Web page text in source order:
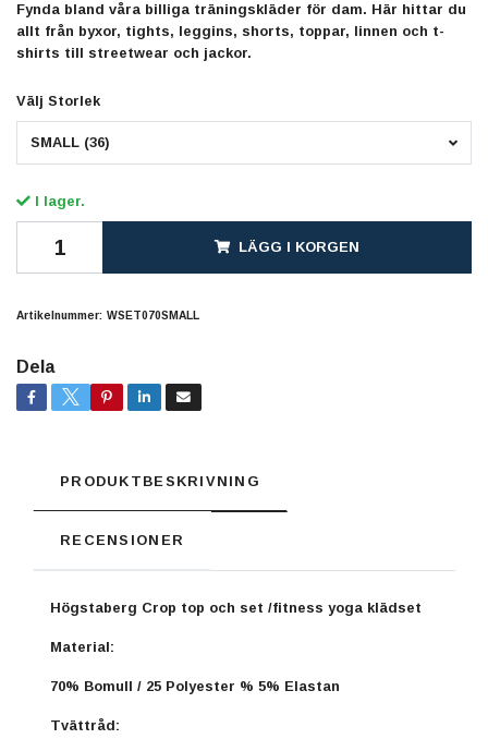
Fynda bland våra billiga träningskläder för dam. Här hittar du
allt från byxor, tights, leggins, shorts, toppar, linnen och t-
shirts till streetwear och jackor.
Välj Storlek
SMALL (36)
I lager.
LÄGG I KORGEN
Artikelnummer: WSET070SMALL
Dela
PRODUKTBESKRIVNING
RECENSIONER
Högstaberg Crop top och set /fitness yoga klädset
Material:
70% Bomull / 25 Polyester % 5% Elastan
Tvättråd: